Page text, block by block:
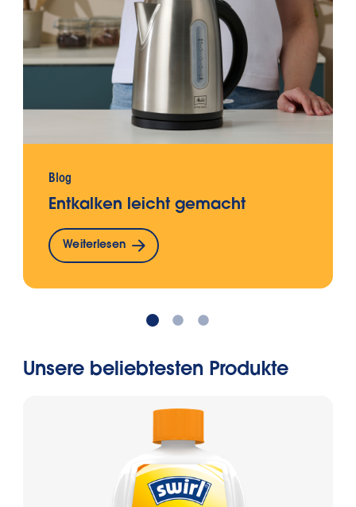
Blog
Entkalken leicht gemacht
Weiterlesen
Unsere beliebtesten Produkte